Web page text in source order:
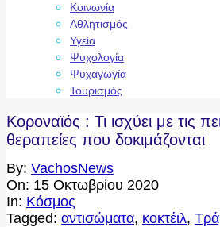
Κοινωνία
Αθλητισμός
Υγεία
Ψυχολογία
Ψυχαγωγία
Τουρισμός
Κοροναϊός : Τι ισχύει με τις
θεραπείες που δοκιμάζονται
By: VachosNews
On: 15 Οκτωβρίου 2020
In: Κόσμος
Tagged: αντισώματα, κοκτέιλ,